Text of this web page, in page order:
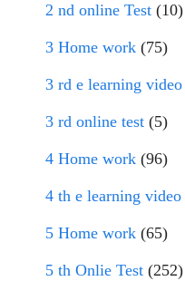
2 nd online Test (10)
3 Home work (75)
3 rd e learning video
3 rd online test (5)
4 Home work (96)
4 th e learning video
5 Home work (65)
5 th Onlie Test (252)